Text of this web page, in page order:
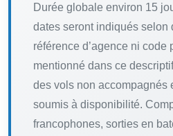
Durée globale environ 15
dates seront indiqués selon
référence d’agence ni code
mentionné dans ce
des vols non accompagnés
soumis à disponibilité.
francophones, sorties en